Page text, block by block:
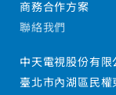
商務合作方案
聯絡我們
中天電視股份有限
臺北市內湖區民